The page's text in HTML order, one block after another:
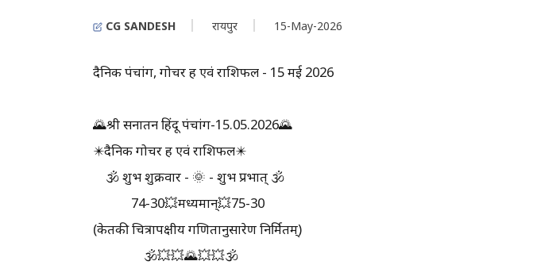
CG SANDESH रायपुर 15-May-2026
दैनिक पंचांग, गोचर ग्रह एवं राशिफल - 15 मई 2026
🌄श्री सनातन हिंदू पंचांग-15.05.2026🌄
✴️दैनिक गोचर ग्रह एवं राशिफल✴️
🕉️ शुभ शुक्रवार - 🌞 - शुभ प्रभात् 🕉️
74-30💥मध्यमान्💥75-30
(केतकी चित्रापक्षीय गणितानुसारेण निर्मितम्)
🕉️💥💥🌄💥💥🕉️